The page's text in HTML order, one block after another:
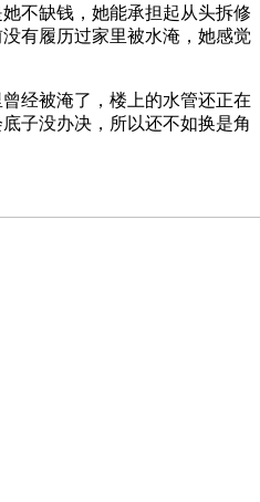
不缺钱，她能承担起从头拆修
有履历过家里被水淹，她感觉
被淹了，楼上的水管还正在
子没办决，所以还不如换是角